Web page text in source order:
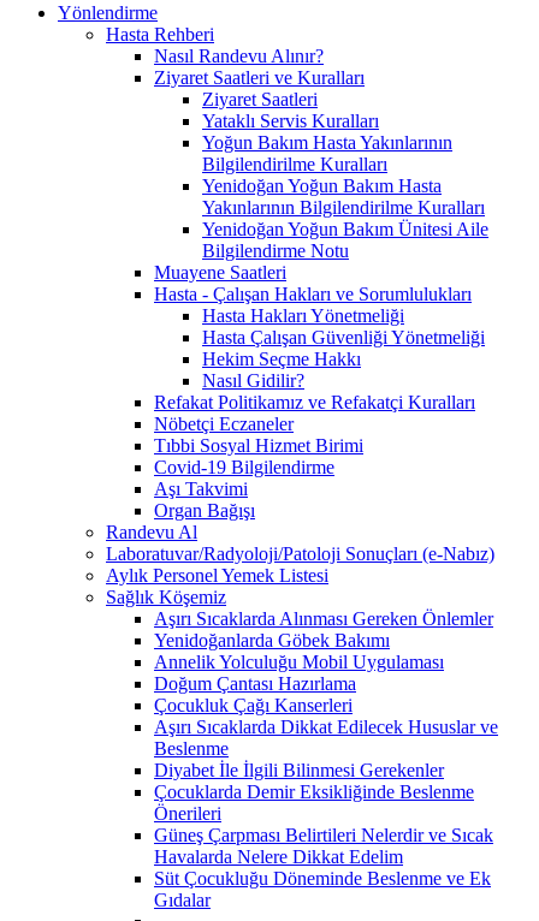
Yönlendirme
Hasta Rehberi
Nasıl Randevu Alınır?
Ziyaret Saatleri ve Kuralları
Ziyaret Saatleri
Yataklı Servis Kuralları
Yoğun Bakım Hasta Yakınlarının
Bilgilendirilme Kuralları
Yenidoğan Yoğun Bakım Hasta
Yakınlarının Bilgilendirilme Kuralları
Yenidoğan Yoğun Bakım Ünitesi Aile
Bilgilendirme Notu
Muayene Saatleri
Hasta - Çalışan Hakları ve Sorumlulukları
Hasta Hakları Yönetmeliği
Hasta Çalışan Güvenliği Yönetmeliği
Hekim Seçme Hakkı
Nasıl Gidilir?
Refakat Politikamız ve Refakatçi Kuralları
Nöbetçi Eczaneler
Tıbbi Sosyal Hizmet Birimi
Covid-19 Bilgilendirme
Aşı Takvimi
Organ Bağışı
Randevu Al
Laboratuvar/Radyoloji/Patoloji Sonuçları (e-Nabız)
Aylık Personel Yemek Listesi
Sağlık Köşemiz
Aşırı Sıcaklarda Alınması Gereken Önlemler
Yenidoğanlarda Göbek Bakımı
Annelik Yolculuğu Mobil Uygulaması
Doğum Çantası Hazırlama
Çocukluk Çağı Kanserleri
Aşırı Sıcaklarda Dikkat Edilecek Hususlar ve
Beslenme
Diyabet İle İlgili Bilinmesi Gerekenler
Çocuklarda Demir Eksikliğinde Beslenme
Önerileri
Güneş Çarpması Belirtileri Nelerdir ve Sıcak
Havalarda Nelere Dikkat Edelim
Süt Çocukluğu Döneminde Beslenme ve Ek
Gıdalar